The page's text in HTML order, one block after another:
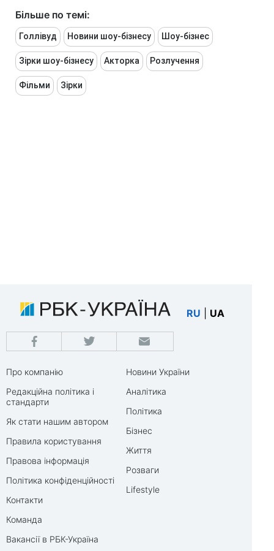
Більше по темі:
Голлівуд Новини шоу-бізнесу Шоу-бізнес
Зірки шоу-бізнесу Акторка Розлучення
Фільми Зірки
RU UA
Про компанію
Редакційна політика і
стандарти
Як стати нашим автором
Правила користування
Правова інформація
Політика конфіденційності
Контакти
Команда
Вакансії в РБК-Україна
Новини України
Аналітика
Політика
Бізнес
Життя
Розваги
Lifestyle